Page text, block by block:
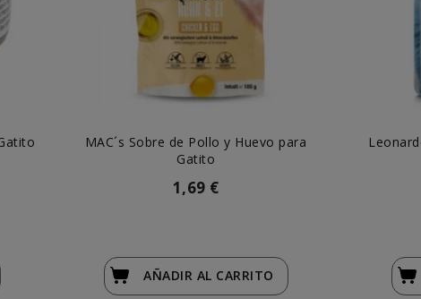
MAC´s Sobre de Pollo y Huevo para
Gatito
1,69 €
AÑADIR AL CARRITO